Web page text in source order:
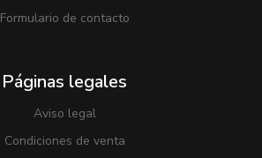
Formulario de contacto
Páginas legales
Aviso legal
Condiciones de venta